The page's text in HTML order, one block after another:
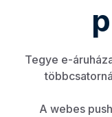
Tegye e-
A webes